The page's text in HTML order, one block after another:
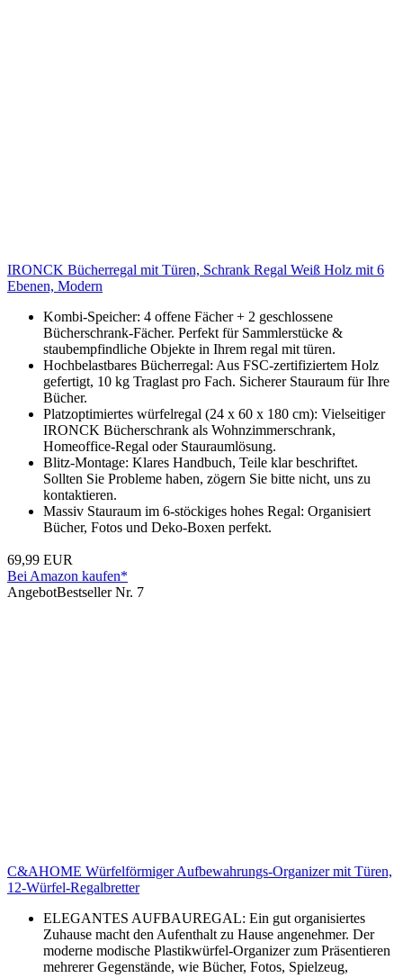
IRONCK Bücherregal mit Türen, Schrank Regal Weiß Holz mit 6
Ebenen, Modern
Kombi-Speicher: 4 offene Fächer + 2 geschlossene
Bücherschrank-Fächer. Perfekt für Sammlerstücke &
staubempfindliche Objekte in Ihrem regal mit türen.
Hochbelastbares Bücherregal: Aus FSC-zertifiziertem Holz
gefertigt, 10 kg Traglast pro Fach. Sicherer Stauraum für Ihre
Bücher.
Platzoptimiertes würfelregal (24 x 60 x 180 cm): Vielseitiger
IRONCK Bücherschrank als Wohnzimmerschrank,
Homeoffice-Regal oder Stauraumlösung.
Blitz-Montage: Klares Handbuch, Teile klar beschriftet.
Sollten Sie Probleme haben, zögern Sie bitte nicht, uns zu
kontaktieren.
Massiv Stauraum im 6-stöckiges hohes Regal: Organisiert
Bücher, Fotos und Deko-Boxen perfekt.
69,99 EUR
Bei Amazon kaufen*
AngebotBestseller Nr. 7
C&AHOME Würfelförmiger Aufbewahrungs-Organizer mit Türen,
12-Würfel-Regalbretter
ELEGANTES AUFBAUREGAL: Ein gut organisiertes
Zuhause macht den Aufenthalt zu Hause angenehmer. Der
moderne modische Plastikwürfel-Organizer zum Präsentieren
mehrerer Gegenstände, wie Bücher, Fotos, Spielzeug,